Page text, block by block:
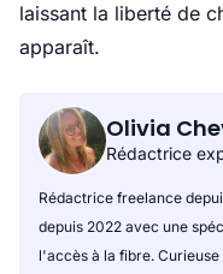
laissant la liberté de
apparaît.
Olivia
Rédactrice
Rédactrice freelance
depuis 2022 avec une
l'accès à la fibre.